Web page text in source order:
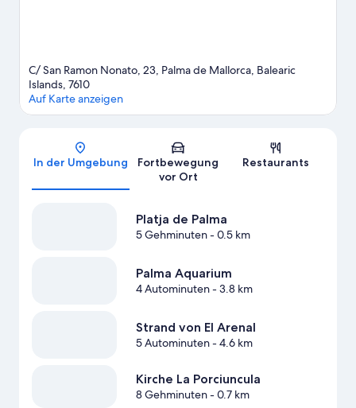
C/ San Ramon Nonato, 23, Palma de Mallorca, Balearic
Islands, 7610
Auf Karte anzeigen
In der Umgebung
Fortbewegung
vor Ort
Restaurants
Platja de Palma
5 Gehminuten- 0.5 km
Palma Aquarium
4 Autominuten- 3.8 km
Strand von El Arenal
5 Autominuten- 4.6 km
Kirche La Porciuncula
8 Gehminuten- 0.7 km